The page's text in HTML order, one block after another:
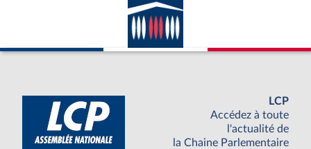
LCP
Accédez à toute
l'actualité de
la Chaine Parlementaire